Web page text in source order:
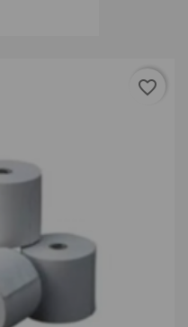
favorite_border